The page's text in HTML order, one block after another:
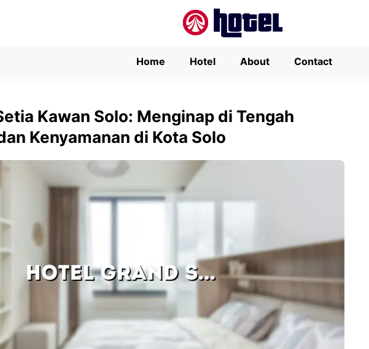
Home Hotel About Contact
Kawan Solo: Menginap di Tengah
Kenyamanan di Kota Solo